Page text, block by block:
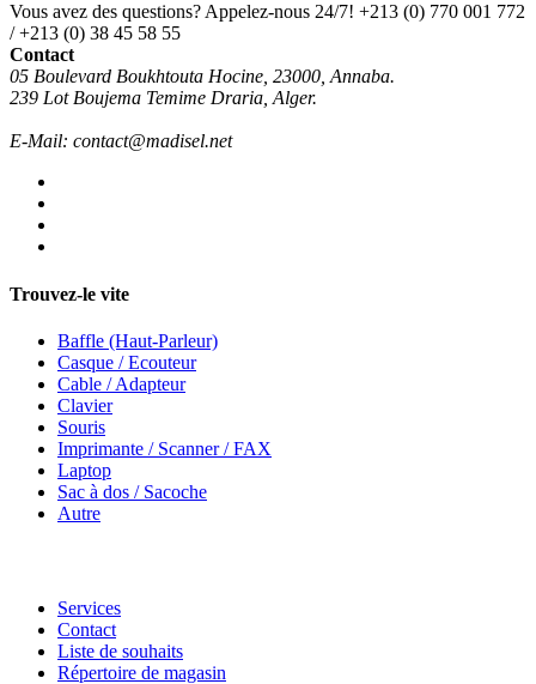
Vous avez des questions? Appelez-nous 24/7! +213 (0) 770 001 772
/ +213 (0) 38 45 58 55
Contact
05 Boulevard Boukhtouta Hocine, 23000, Annaba.
239 Lot Boujema Temime Draria, Alger.
E-Mail: contact@madisel.net
Trouvez-le vite
Baffle (Haut-Parleur)
Casque / Ecouteur
Cable / Adapteur
Clavier
Souris
Imprimante / Scanner / FAX
Laptop
Sac à dos / Sacoche
Autre
Services
Contact
Liste de souhaits
Répertoire de magasin